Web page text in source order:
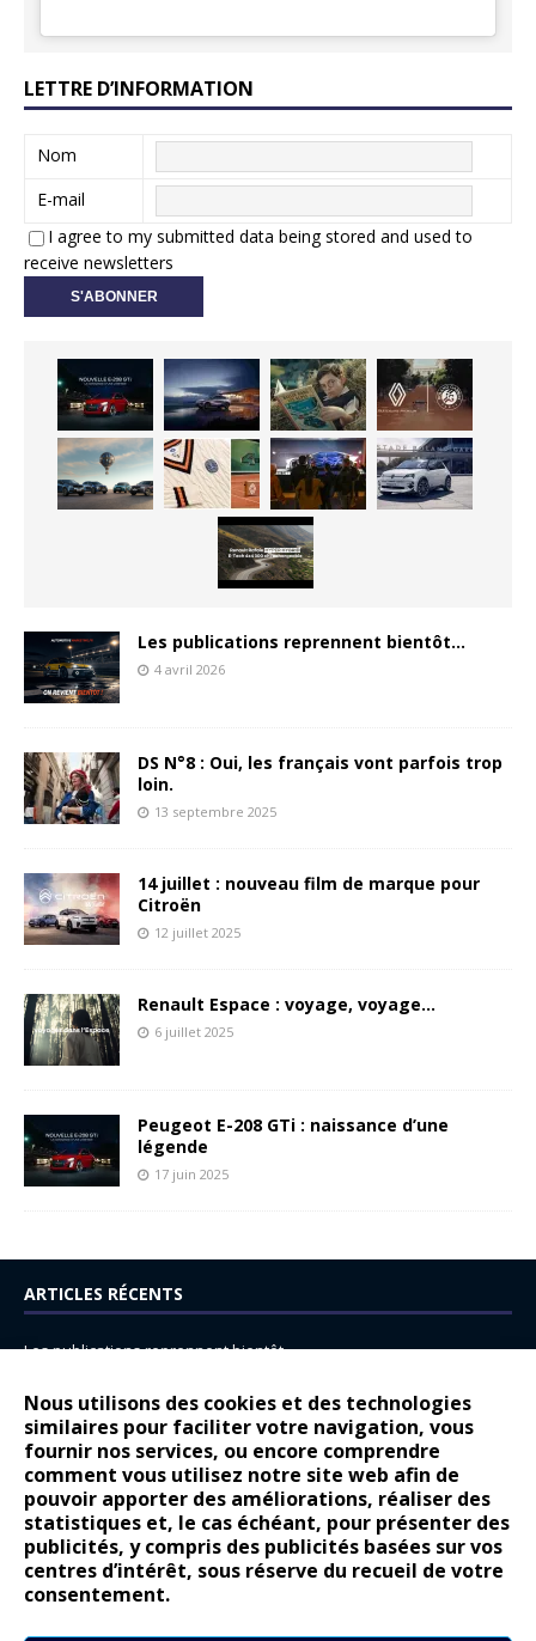
Nous utilisons des cookies et des technologies
similaires pour faciliter votre navigation, vous
fournir nos services, ou encore comprendre
comment vous utilisez notre site web afin de
pouvoir apporter des améliorations, réaliser des
statistiques et, le cas échéant, pour présenter des
publicités, y compris des publicités basées sur vos
centres d’intérêt, sous réserve du recueil de votre
consentement.
LETTRE D’INFORMATION
Nom
E-mail
I agree to my submitted data being stored and used to
receive newsletters
Les publications reprennent bientôt…
4 avril 2026
DS N°8 : Oui, les français vont parfois trop
loin.
13 septembre 2025
14 juillet : nouveau film de marque pour
Citroën
12 juillet 2025
Renault Espace : voyage, voyage…
6 juillet 2025
Peugeot E-208 GTi : naissance d’une
légende
17 juin 2025
ARTICLES RÉCENTS
Les publications reprennent bientôt…
14 juillet : nouveau film de marque pour Citroën
Renault Espace : voyage, voyage…
Peugeot E-208 GTi : naissance d’une légende
COMMENTAIRES RÉCENTS
Bernard Dardartdans